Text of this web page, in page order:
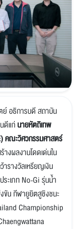
ย์ อธิการบดี สถาบัน
ดีแก่นายหัตถิเทพ
คณะวิศวกรรมศาสตร์
งผลงานโดดเด่นใน
รางวัลเหรียญเงิน
ระเภท No-Gi รุ่นน้ำ
ขัน กีฬายูยิตสูชิงชนะ
Championship